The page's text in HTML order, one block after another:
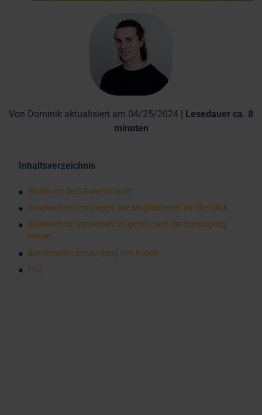
Von Dominik aktualisiert am 04/25/2024 | Lesedauer ca. 8
minuten
Inhaltsverzeichnis
Wohin mit dem Rasenschnitt?
Rasenschnitt entsorgen: alle Möglichkeiten im Überblick
Rasenschnitt verwerten: so geht’s nach der Entsorgung
weiter
Bundesweite Entsorgung von Rasen
FAQ